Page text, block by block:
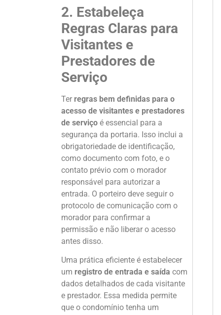
2. Estabeleça
Regras Claras para
Visitantes e
Prestadores de
Serviço
Ter regras bem definidas para o
acesso de visitantes e prestadores
de serviçoé essencial para a
segurança da portaria. Isso inclui a
obrigatoriedade de identificação,
como documento com foto, e o
contato prévio com o morador
responsável para autorizar a
entrada. O porteiro deve seguir o
protocolo de comunicação com o
morador para confirmar a
permissão e não liberar o acesso
antes disso.
Uma prática eficiente é estabelecer
um registro de entrada e saída com
dados detalhados de cada visitante
e prestador. Essa medida permite
que o condomínio tenha um